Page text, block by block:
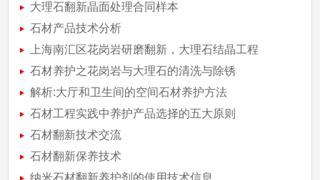
大理石翻新晶面处理合同样本
石材产品技术分析
上海南汇区花岗岩研磨翻新，大理石结晶工程
石材养护之花岗岩与大理石的清洗与除锈
解析:大厅和卫生间的空间石材养护方法
石材工程实践中养护产品选择的五大原则
石材翻新技术交流
石材翻新保养技术
纳米石材翻新养护剂的使用技术信息